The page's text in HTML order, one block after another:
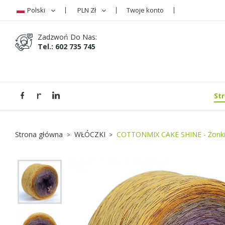
Polski PLN Zł Twoje konto
Zadzwoń Do Nas:
Tel.: 602 735 745
Strona główna WŁÓCZKI COTTONMIX CAKE SHINE -